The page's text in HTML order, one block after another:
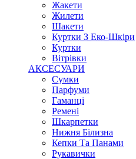
Жакети
Жилети
Шакети
Куртки З Еко-Шкіри
Куртки
Вітрівки
АКСЕСУАРИ
Сумки
Парфуми
Гаманці
Ремені
Шкарпетки
Нижня Білизна
Кепки Та Панами
Рукавички